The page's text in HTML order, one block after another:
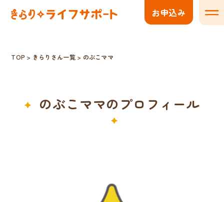
お申込み メ
TOP > きらりさん一覧 > のぶこママ
のぶこママのプロフィール